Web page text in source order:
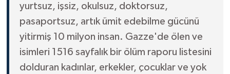
yurtsuz, işsiz, okulsuz, doktorsuz,
pasaportsuz, artık ümit edebilme gücünü
yitirmiş 10 milyon insan. Gazze'de ölen ve
isimleri 1516 sayfalık bir ölüm raporu listesini
dolduran kadınlar, erkekler, çocuklar ve yok